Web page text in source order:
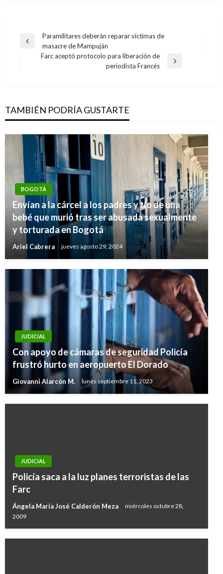
Navegación
Entrada
anterior
Paramilitares deberán reparar víctimas de
masacre de Mampuján
Farc aceptó protocolo para liberación de
periodista Francés
TAMBIÉN PODRÍA GUSTARTE
BOGOTÁ
Envían a la cárcel a los padres y tío de una
bebé que murió tras ser abusada sexualmente
y torturada en Bogotá
Ariel Cabrera jueves agosto 29, 2024
JUDICIAL
Con apoyo de cámaras de seguridad Policía
frustró hurto en aeropuerto El Dorado
Giovanni Alarcón M. lunes septiembre 11, 2023
JUDICIAL
Policía saca a la luz planes terroristas de las
Farc
Ángela María José Calderón Meza
miércoles octubre 28,
2009